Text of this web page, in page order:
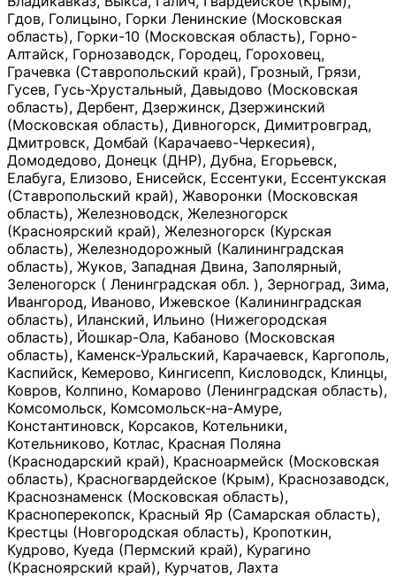
Гдов, Голицыно, Горки Ленинские (Московская
область), Горки-10 (Московская область), Горно-
Алтайск, Горнозаводск, Городец, Гороховец,
Грачевка (Ставропольский край), Грозный, Грязи,
Гусев, Гусь-Хрустальный, Давыдово (Московская
область), Дербент, Дзержинск, Дзержинский
(Московская область), Дивногорск, Димитровград,
Дмитровск, Домбай (Карачаево-Черкесия),
Домодедово, Донецк (ДНР), Дубна, Егорьевск,
Елабуга, Елизово, Енисейск, Ессентуки, Ессентукская
(Ставропольский край), Жаворонки (Московская
область), Железноводск, Железногорск
(Красноярский край), Железногорск (Курская
область), Железнодорожный (Калининградская
область), Жуков, Западная Двина, Заполярный,
Зеленогорск ( Ленинградская обл. ), Зерноград, Зима,
Ивангород, Иваново, Ижевское (Калининградская
область), Иланский, Ильино (Нижегородская
область), Йошкар-Ола, Кабаново (Московская
область), Каменск-Уральский, Карачаевск, Каргополь,
Каспийск, Кемерово, Кингисепп, Кисловодск, Клинцы,
Ковров, Колпино, Комарово (Ленинградская область),
Комсомольск, Комсомольск-на-Амуре,
Константиновск, Корсаков, Котельники,
Котельниково, Котлас, Красная Поляна
(Краснодарский край), Красноармейск (Московская
область), Красногвардейское (Крым), Краснозаводск,
Краснознаменск (Московская область),
Красноперекопск, Красный Яр (Самарская область),
Крестцы (Новгородская область), Кропоткин,
Кудрово, Куеда (Пермский край), Курагино
(Красноярский край), Курчатов, Лахта